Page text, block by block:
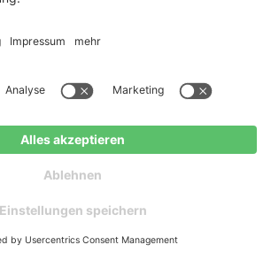
beraten
Kostenloser
Böden oder ein frischer
zählen zur
Modernisierung. Sie
in der Regel nicht die
Hauses. Wer also mehr als nur
möchte, sollte prüfen, ob sich
integrieren lassen
oft auch finanziell.